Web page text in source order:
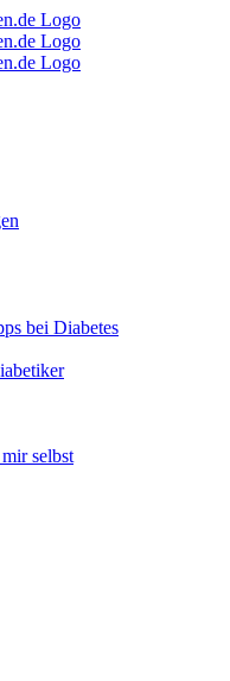
bei Diabetes
selbst